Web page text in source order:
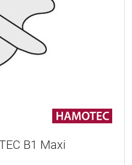
B1 Maxi